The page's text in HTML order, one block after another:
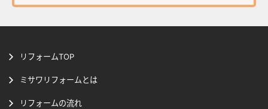
リフォームTOP
ミサワリフォームとは
リフォームの流れ